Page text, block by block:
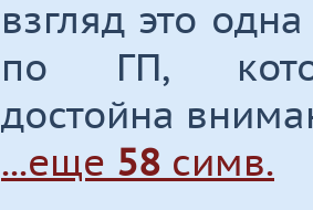
взгляд это
по ГП,
достойна
...еще 58 симв.